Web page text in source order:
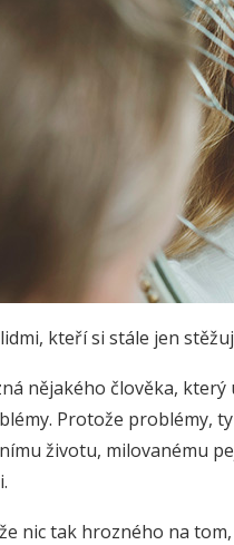
kteří si stále jen
nějakého člověka,
Protože problémy,
životu, milovanému
nic tak hrozného na